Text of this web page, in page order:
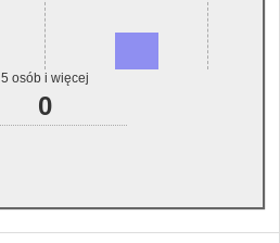
5 osób i więcej
0